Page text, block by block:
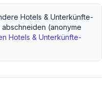
Hotels & Unterkünfte-
abschneiden (anonyme
Hotels & Unterkünfte-